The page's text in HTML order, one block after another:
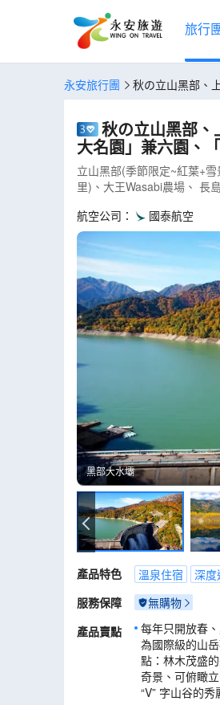
旅行團
永安旅行團
秋の立山黑部、
秋の立山黑部
大名園」兼六園、
立山黑部(季節限定~紅葉+
里)、大王Wasabi農場、 長
航空公司：
國泰航空
黑部大水壩
產品特色 溫泉住宿
深度
服務保障
無購物
產品賣點
每年只開放春
為國際級的山
點：林木茂盛
奇景、可俯瞰
“V” 字山谷的